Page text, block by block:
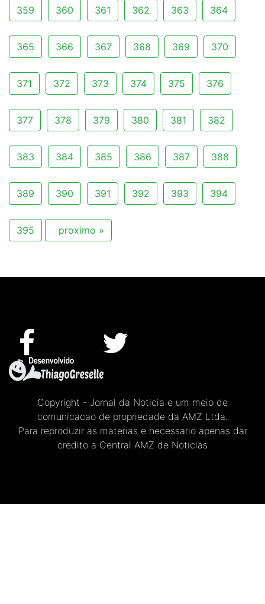
359 360 361 362 363 364
365 366 367 368 369 370
371 372 373 374 375 376
377 378 379 380 381 382
383 384 385 386 387 388
389 390 391 392 393 394
395 proximo »
Copyright - Jornal da Noticia e um meio de
comunicacao de propriedade da AMZ Ltda.
Para reproduzir as materias e necessario apenas dar
credito a Central AMZ de Noticias